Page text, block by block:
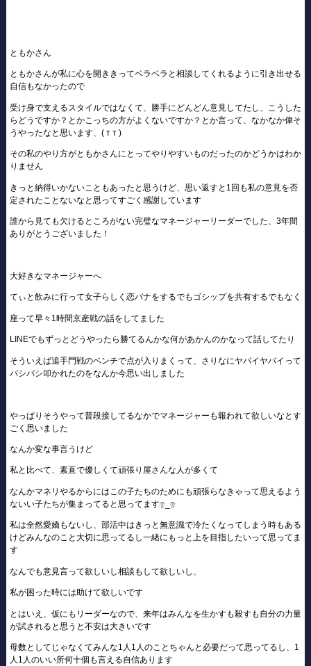
ともかさん
ともかさんが私に心を開ききってベラベラと相談してくれるように引き出せる
自信もなかったので
受け身で支えるスタイルではなくて、勝手にどんどん意見してたし、こうした
らどうですか？とかこっちの方がよくないですか？とか言って、なかなか偉そ
うやったなと思います、︎( т т )
その私のやり方がともかさんにとってやりやすいものだったのかどうかはわか
りません
きっと納得いかないこともあったと思うけど、思い返すと1回も私の意見を否
定されたことないなと思ってすごく感謝しています
誰から見ても欠けるところがない完璧なマネージャーリーダーでした、3年間
ありがとうございました！
大好きなマネージャーへ
てぃと飲みに行って女子らしく恋バナをするでもゴシップを共有するでもなく
座って早々1時間京産戦の話をしてました
LINEでもずっとどうやったら勝てるんかな何があかんのかなって話してたり
そういえば追手門戦のベンチで点が入りまくって、さりなにヤバイヤバイって
バシバシ叩かれたのをなんか今思い出しました
やっぱりそうやって普段接してるなかでマネージャーも報われて欲しいなとす
ごく思いました
なんか変な事言うけど
私と比べて、素直で優しくて頑張り屋さんな人が多くて
なんかマネリやるからにはこの子たちのためにも頑張らなきゃって思えるよう
ないい子たちが集まってると思ってますඉ_ඉ
私は全然愛嬌もないし、部活中はきっと無意識で冷たくなってしまう時もある
けどみんなのこと大切に思ってるし一緒にもっと上を目指したいって思ってま
す
なんでも意見言って欲しいし相談もして欲しいし、
私が困った時には助けて欲しいです
とはいえ、仮にもリーダーなので、来年はみんなを生かすも殺すも自分の力量
が試されると思うと不安は大きいです
母数としてじゃなくてみんな1人1人のことちゃんと必要だって思ってるし、1
人1人のいい所何十個も言える自信あります